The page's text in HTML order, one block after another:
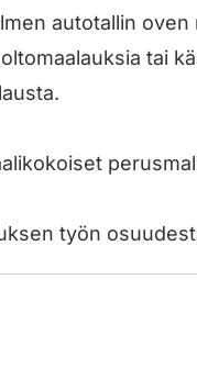
autotallin
tai
työn